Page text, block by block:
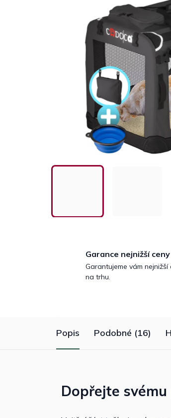
Garance nejnižší ceny
Garantujeme vám nejnižší
na trhu.
Popis Podobné (16)
Dopřejte